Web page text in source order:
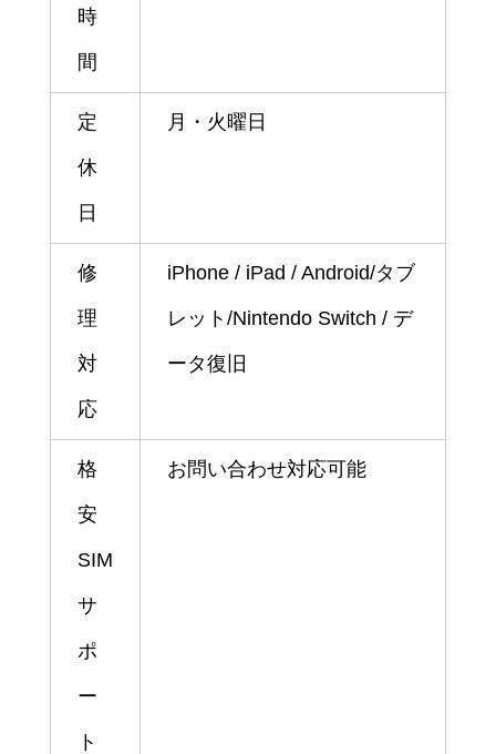
時
間
定
休
日
月・火曜日
修
理
対
応
iPhone / iPad / Android/タブ
レット/Nintendo Switch / デ
ータ復旧
格
安
SIM
サ
ポ
ー
ト
お問い合わせ対応可能